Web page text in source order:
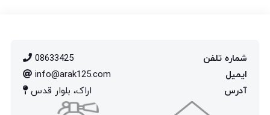
شماره تلفن
08633425
ایمیل
info@arak125.com
آدرس
اراک، بلوار قدس